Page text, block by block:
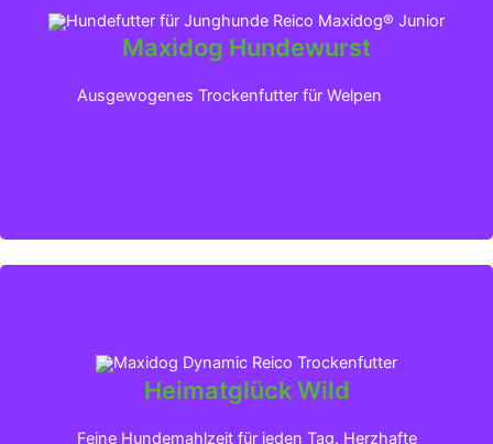
Maxidog Hundewurst
Ausgewogenes Trockenfutter für Welpen
Heimatglück Wild
Feine Hundemahlzeit für jeden Tag. Herzhafte
Klicken für mehr Infos